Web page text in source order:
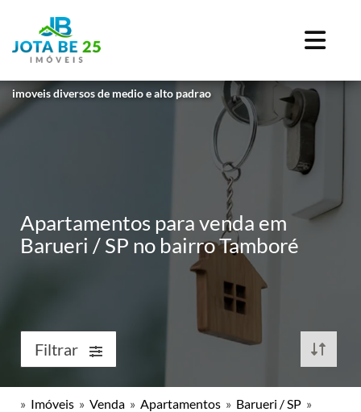
imoveis diversos de medio e alto padrao
Apartamentos para venda em
Barueri / SP no bairro Tamboré
Filtrar
» Imóveis » Venda » Apartamentos » Barueri / SP »